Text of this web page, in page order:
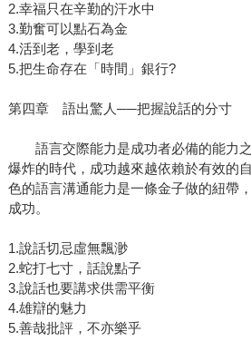
2.幸福只在辛勤的汗水中
3.勤奮可以點石為金
4.活到老，學到老
5.把生命存在「時間」銀行?
第四章 語出驚人──把握說話的分寸
語言交際能力是成功者必備的能力
爆炸的時代，成功越來越依賴於有效的
色的語言溝通能力是一條金子做的紐帶
成功。
1.說話切忌虛無飄渺
2.蛇打七寸，話說點子
3.說話也要講求供需平衡
4.雄辯的魅力
5.善哉批評，不亦樂乎